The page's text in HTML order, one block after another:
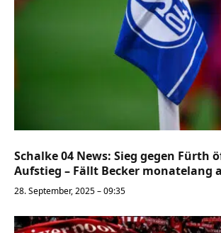
Schalke 04 News: Sieg gegen Fürth
Aufstieg – Fällt Becker monatelang
28. September, 2025 – 09:35